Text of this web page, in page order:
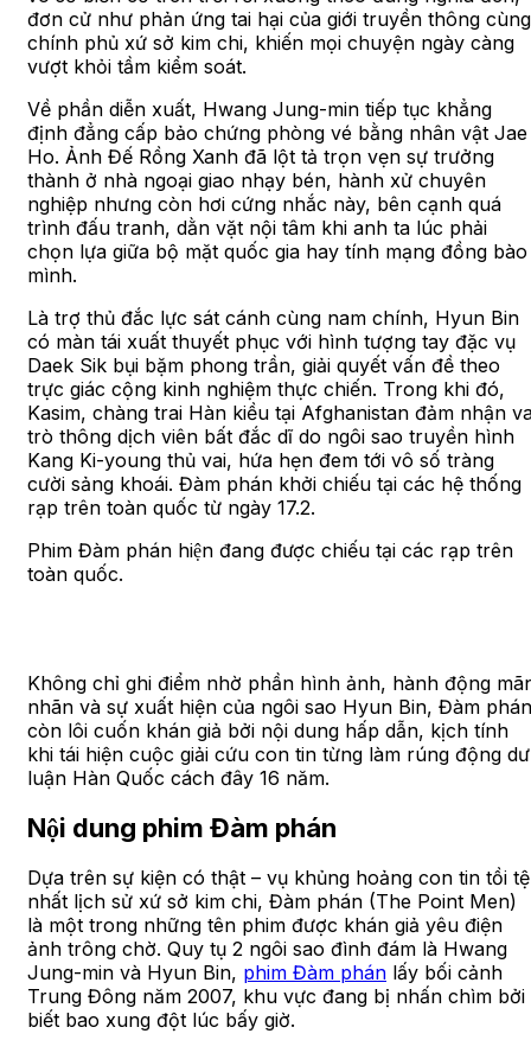
đơn cử như phản ứng tai hại của giới truyền thông cùng
chính phủ xứ sở kim chi, khiến mọi chuyện ngày càng
vượt khỏi tầm kiểm soát.
Về phần diễn xuất, Hwang Jung-min tiếp tục khẳng
định đẳng cấp bảo chứng phòng vé bằng nhân vật Jae
Ho. Ảnh Đế Rồng Xanh đã lột tả trọn vẹn sự trưởng
thành ở nhà ngoại giao nhạy bén, hành xử chuyên
nghiệp nhưng còn hơi cứng nhắc này, bên cạnh quá
trình đấu tranh, dằn vặt nội tâm khi anh ta lúc phải
chọn lựa giữa bộ mặt quốc gia hay tính mạng đồng bào
mình.
Là trợ thủ đắc lực sát cánh cùng nam chính, Hyun Bin
có màn tái xuất thuyết phục với hình tượng tay đặc vụ
Daek Sik bụi bặm phong trần, giải quyết vấn đề theo
trực giác cộng kinh nghiệm thực chiến. Trong khi đó,
Kasim, chàng trai Hàn kiều tại Afghanistan đảm nhận
trò thông dịch viên bất đắc dĩ do ngôi sao truyền hình
Kang Ki-young thủ vai, hứa hẹn đem tới vô số tràng
cười sảng khoái. Đàm phán khởi chiếu tại các hệ thống
rạp trên toàn quốc từ ngày 17.2.
Phim Đàm phán hiện đang được chiếu tại các rạp trên
toàn quốc.
Không chỉ ghi điểm nhờ phần hình ảnh, hành động
nhãn và sự xuất hiện của ngôi sao Hyun Bin, Đàm phán
còn lôi cuốn khán giả bởi nội dung hấp dẫn, kịch tính
khi tái hiện cuộc giải cứu con tin từng làm rúng động dư
luận Hàn Quốc cách đây 16 năm.
Nội dung phim Đàm phán
Dựa trên sự kiện có thật – vụ khủng hoảng con tin tồi tệ
nhất lịch sử xứ sở kim chi, Đàm phán (The Point Men)
là một trong những tên phim được khán giả yêu điện
ảnh trông chờ. Quy tụ 2 ngôi sao đình đám là Hwang
Jung-min và Hyun Bin, phim Đàm phán lấy bối cảnh
Trung Đông năm 2007, khu vực đang bị nhấn chìm bởi
biết bao xung đột lúc bấy giờ.